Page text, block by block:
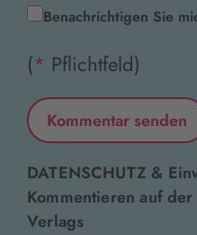
Benachrichtigen Sie
(* Pflichtfeld)
DATENSCHUTZ &
Kommentieren auf
Verlags